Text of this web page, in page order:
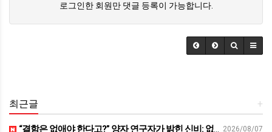
로그인한 회원만 댓글 등록이 가능합니다.
+
최근글
2026/08/07
“결함은 없애야 한다고?” 양자 연구자가 밝힌 신비: 없애려던 흠이 무기가 되는 방법 | 이정현 KIST 양자기술연구단 선임연구원 | 양자 컴퓨터 인생 | 세바시 2121회